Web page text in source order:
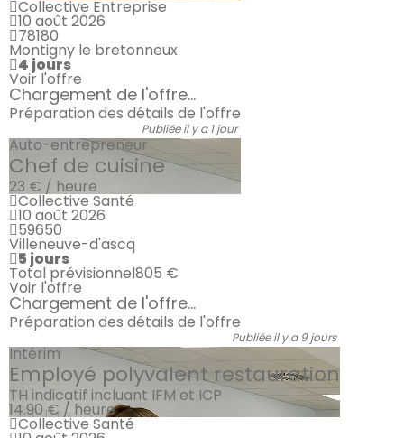
Collective Entreprise
10 août 2026
78180
Montigny le bretonneux
4 jours
Voir l'offre
Chargement de l'offre...
Préparation des détails de l'offre
Publiée il y a 1 jour
Auto-entrepreneur
Chef de cuisine
23 € / heure
Collective Santé
10 août 2026
59650
Villeneuve-d'ascq
5 jours
Total prévisionnel805 €
Voir l'offre
Chargement de l'offre...
Préparation des détails de l'offre
Publiée il y a 9 jours
Intérim
Employé polyvalent restauration
TH indicatif incluant IFM et ICP
14.90 € / heure
Collective Santé